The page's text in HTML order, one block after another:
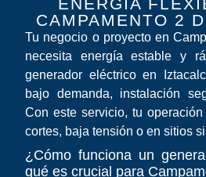
CAMPAMENTO 2
Tu negocio o proyecto en
necesita energía estable y
generador eléctrico en
bajo demanda, instalación
Con este servicio, tu
cortes, baja tensión o en sitios
¿Cómo funciona un
qué es crucial para